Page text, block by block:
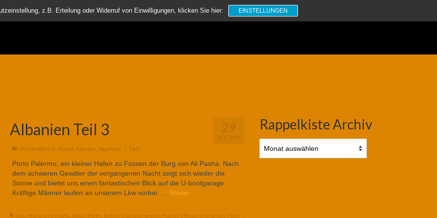
Suchen
nach:
29
DEZ. 2019
Albanien Teil 3
Veröffentlicht in: Aktuell, Albanien Allgemein | 0
Porto Palermo, ein kleiner Hafen zu Füssen der Burg von Ali Pasha. Nach
dem schweren Gewitter der vergangenen Nacht zeigt sich wieder die
Sonne und bietet uns einen fantastischen Blick auf die U-bootgarage.
Kräftige Männer laufen an unserem Lkw vorbei. … Weiter
4x4 Albanien Ali Pasha Allrad Borsh Butrint Expeditionsmobil Ksamil Offroad Overlander, Piste
Rappelkiste Archiv
Archiv
z.B. Erteilung oder Widerruf von Einwilligungen, klicken Sie hier: EINSTELLUNGEN